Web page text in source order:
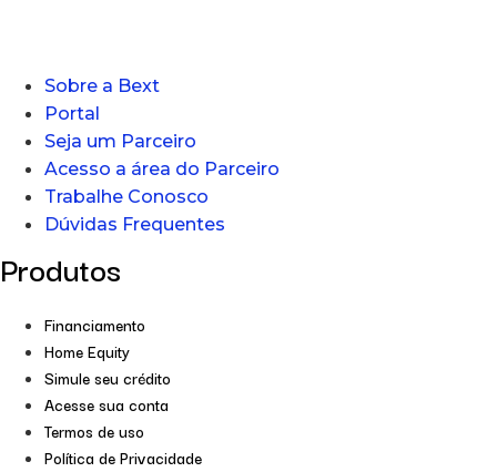
Sobre a Bext
Portal
Seja um Parceiro
Acesso a área do Parceiro
Trabalhe Conosco
Dúvidas Frequentes
Produtos
Financiamento
Home Equity
Simule seu crédito
Acesse sua conta
Termos de uso
Política de Privacidade